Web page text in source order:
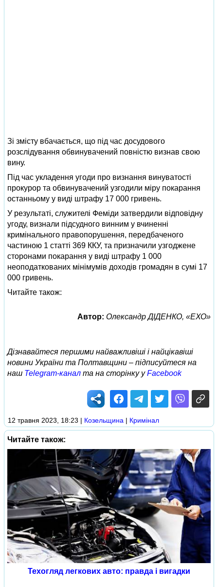
Зі змісту вбачається, що під час досудового
розслідування обвинувачений повністю визнав свою
вину.
Під час укладення угоди про визнання винуватості
прокурор та обвинувачений узгодили міру покарання
останньому у виді штрафу 17 000 гривень.
У результаті, служителі Феміди затвердили відповідну
угоду, визнали підсудного винним у вчиненні
кримінального правопорушення, передбаченого
частиною 1 статті 369 ККУ, та призначили узгоджене
сторонами покарання у виді штрафу 1 000
неоподаткованих мінімумів доходів громадян в сумі 17
000 гривень.
Читайте також:
Автор: Олександр ДІДЕНКО, «ЕХО»
Дізнавайтеся першими найважливіші і найцікавіші
новини України та Полтавщини – підписуйтеся на
наш Telegram-канал та на сторінку уFacebook
12 травня 2023, 18:23 | Козельщина | Кримінал
Читайте також:
Техогляд легкових авто: правда і вигадки